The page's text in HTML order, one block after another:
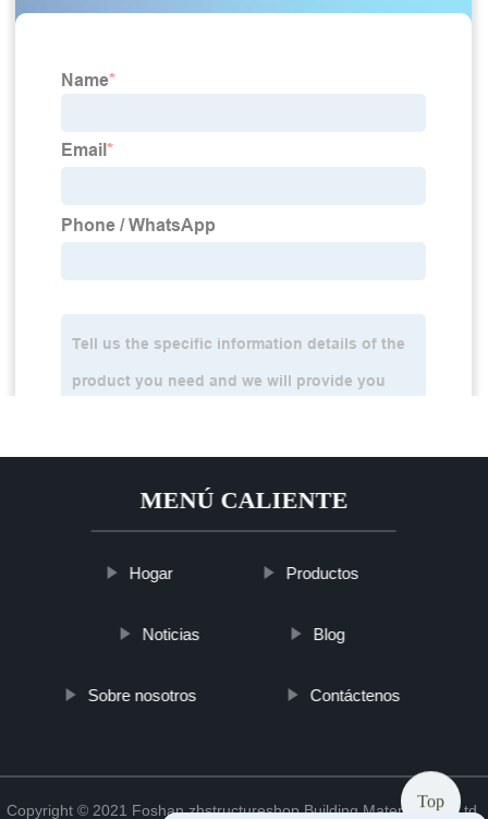
MENÚ CALIENTE
Hogar Productos
Noticias Blog
Sobre nosotros Contáctenos
Copyright © 2021 Foshan zhstructureshop Building Material Co., Ltd.
Top